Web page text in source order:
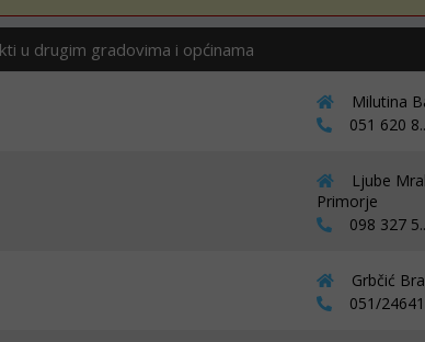
u drugim gradovima i općinama
Milutina
051 620
Ljube
Primorje
098 327
Grbčić
051/